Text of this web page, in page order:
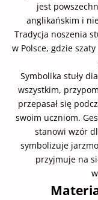
jest
anglikańskim i
Tradycja noszenia
w Polsce, gdzie
Symbolika stuły
wszystkim,
przepasał się
swoim uczniom.
stanowi wzór
symbolizuje
przyjmuje na